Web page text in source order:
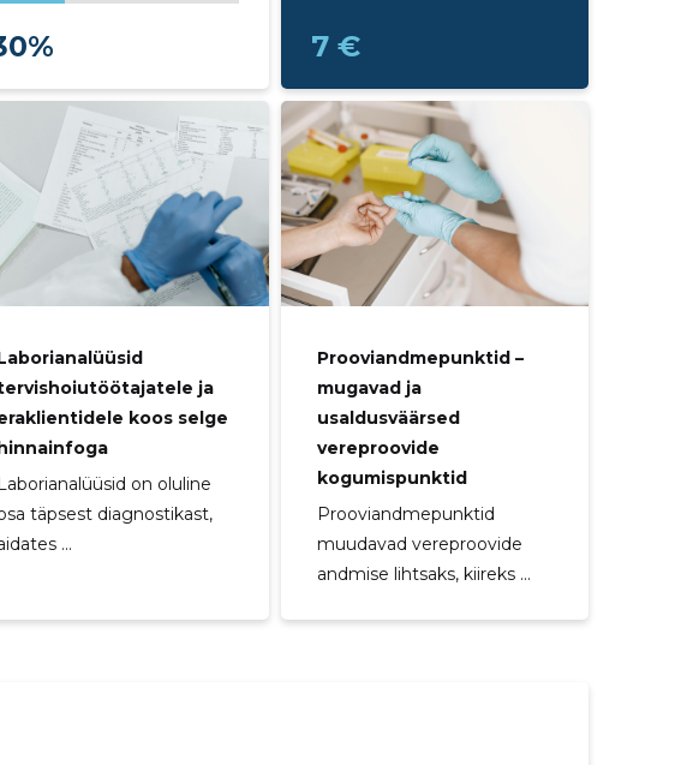
7 €
ja
koos selge
Laborianalüüsid on oluline
täpsest diagnostikast,
...
Prooviandmepunktid –
mugavad ja
usaldusväärsed
vereproovide
kogumispunktid
Prooviandmepunktid
muudavad vereproovide
andmise lihtsaks, kiireks ...